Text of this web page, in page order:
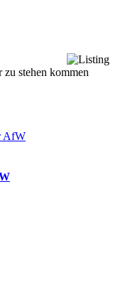
stehen kommen
AfW